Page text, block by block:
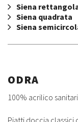
Siena
Siena quadrata
Siena
ODRA
100% acrilico
Piatti doccia